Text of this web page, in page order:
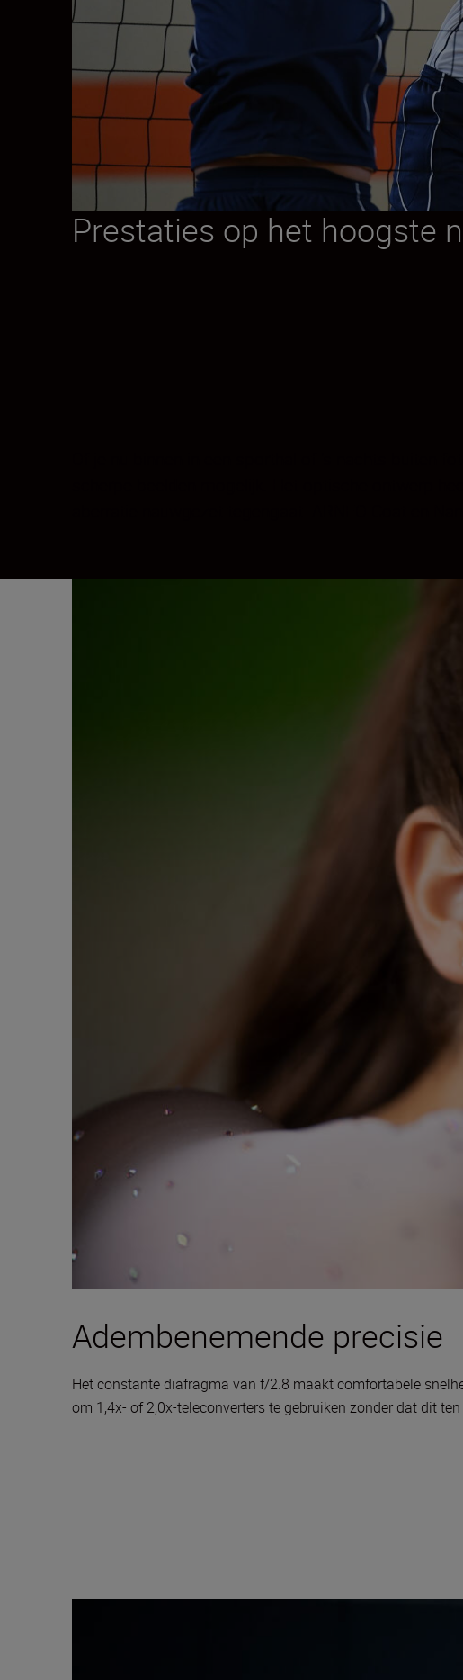
Prestaties op het hoogste
Adembenemende precisie
Het constante diafragma van f/2.8 maakt comfortabele
om 1,4x- of 2,0x-teleconverters te gebruiken zonder dat dit